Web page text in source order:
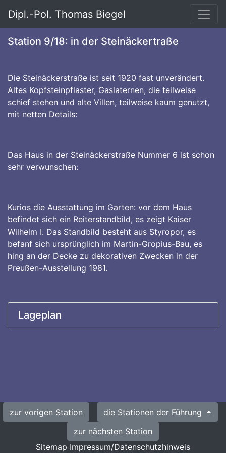
zur vorigen Station
die Stationen der Führung
zur nächsten Station
Sitemap Impressum/Datenschutzhinweis
Dipl.-Pol. Thomas Biegel
Station 9/18: in der Steinäckertraße
Die Steinäckerstraße ist seit 1920 fast unverändert.
Altes Kopfsteinpflaster, Gaslaternen, die teilweise
schief stehen und alte Villen, teilweise kaum genutzt,
mit netten Details:
Das Haus in der Steinäckerstraße Nummer 6 ist schon
sehr verwunschen:
Kurios die Ausstattung im Garten: vor dem Haus
befindet sich ein Reiterstandbild, es zeigt Kaiser
Wilhelm I. Das Standbild besteht aus Styropor, es
befanf sich ursprünglich im Martin-Gropius-Bau, es
hing an der Decke zu dekorativen Zwecken in der
Preußen-Ausstellung 1981.
Lageplan